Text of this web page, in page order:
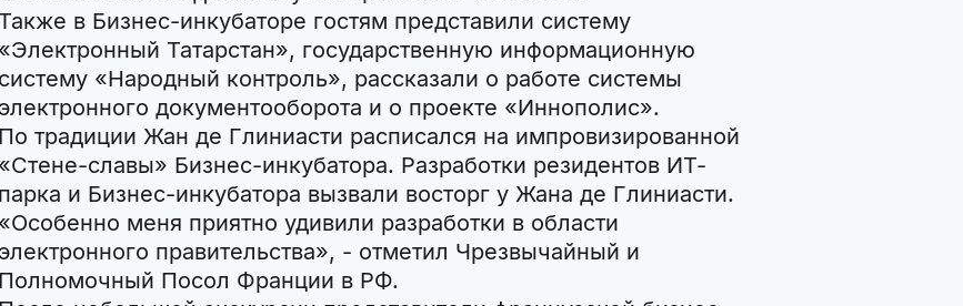
Также в Бизнес-инкубаторе гостям представили систему
«Электронный Татарстан», государственную информационную
систему «Народный контроль», рассказали о работе системы
электронного документооборота и о проекте «Иннополис».
По традиции Жан де Глиниасти расписался на импровизированной
«Стене-славы» Бизнес-инкубатора. Разработки резидентов ИТ-
парка и Бизнес-инкубатора вызвали восторг у Жана де Глиниасти.
«Особенно меня приятно удивили разработки в области
электронного правительства», - отметил Чрезвычайный и
Полномочный Посол Франции в РФ.